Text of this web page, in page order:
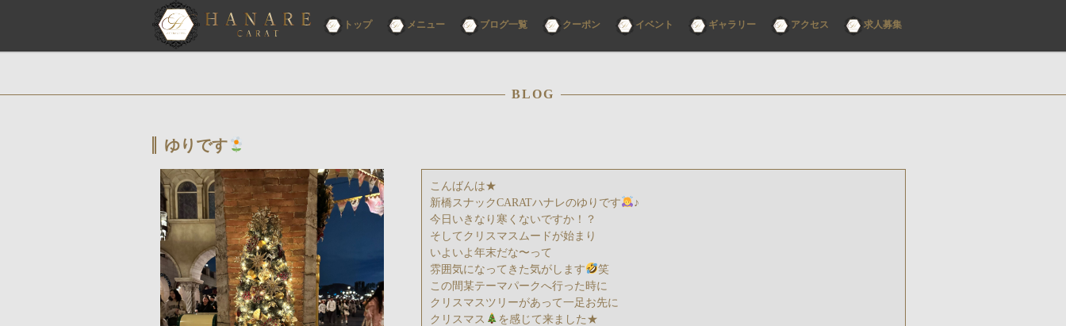
コ
ン
ン
キ
トップ メニュー ブログ一覧 クーポン イベント ギャラリー アクセス 求人募集
BLOG
ゆりです
こんばんは★
新橋スナックCARATハナレのゆりです
♪
今日いきなり寒くないですか！？
そしてクリスマスムードが始まり
いよいよ年末だな〜って
雰囲気になってきた気がします
笑
この間某テーマパークへ行った時に
クリスマスツリーがあって一足お先に
クリスマス
を感じて来ました★